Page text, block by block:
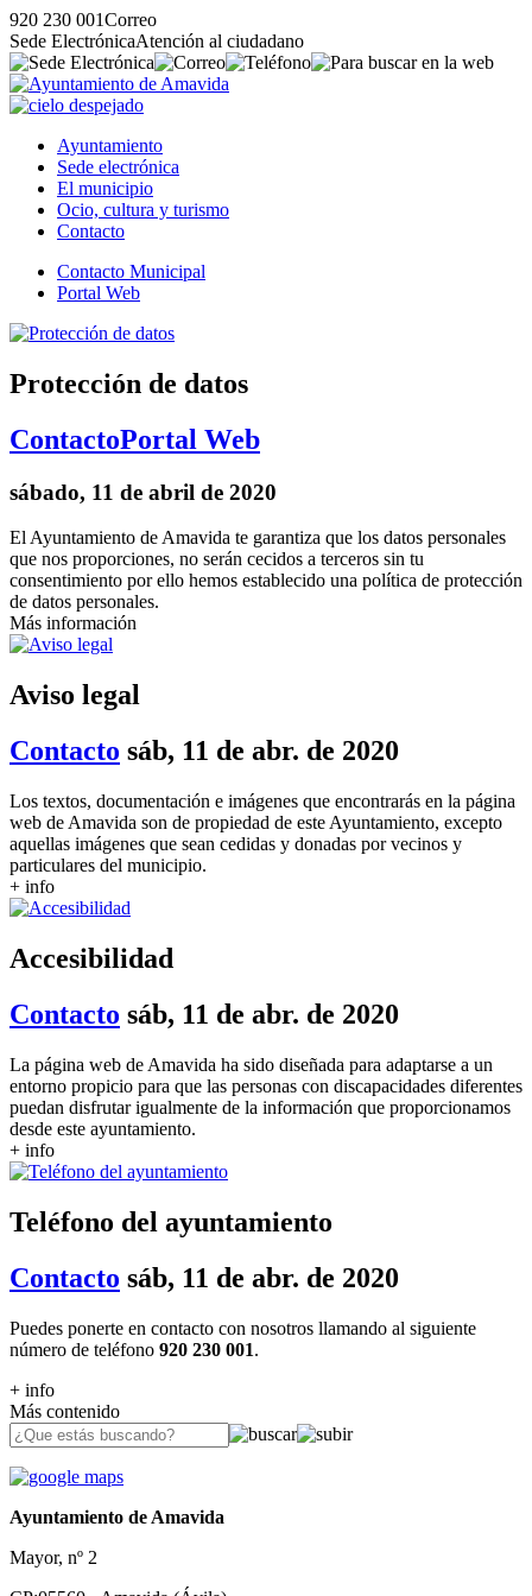
920 230 001Correo
Sede ElectrónicaAtención al ciudadano
Ayuntamiento
Sede electrónica
El municipio
Ocio, cultura y turismo
Contacto
Contacto Municipal
Portal Web
Protección de datos
ContactoPortal Web
sábado, 11 de abril de 2020
El Ayuntamiento de Amavida te garantiza que los datos personales
que nos proporciones, no serán cecidos a terceros sin tu
consentimiento por ello hemos establecido una política de protección
de datos personales.
Más información
Aviso legal
Contacto sáb, 11 de abr. de 2020
Los textos, documentación e imágenes que encontrarás en la página
web de Amavida son de propiedad de este Ayuntamiento, excepto
aquellas imágenes que sean cedidas y donadas por vecinos y
particulares del municipio.
+ info
Accesibilidad
Contacto sáb, 11 de abr. de 2020
La página web de Amavida ha sido diseñada para adaptarse a un
entorno propicio para que las personas con discapacidades diferentes
puedan disfrutar igualmente de la información que proporcionamos
desde este ayuntamiento.
+ info
Teléfono del ayuntamiento
Contacto sáb, 11 de abr. de 2020
Puedes ponerte en contacto con nosotros llamando al siguiente
número de teléfono 920 230 001.
+ info
Más contenido
Ayuntamiento de Amavida
Mayor, nº 2